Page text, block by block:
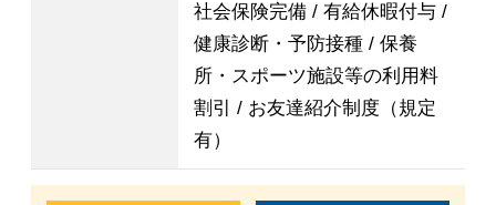
社会保険完備 / 有給休暇付与 /
健康診断・予防接種 / 保養
所・スポーツ施設等の利用料
割引 / お友達紹介制度（規定
有）